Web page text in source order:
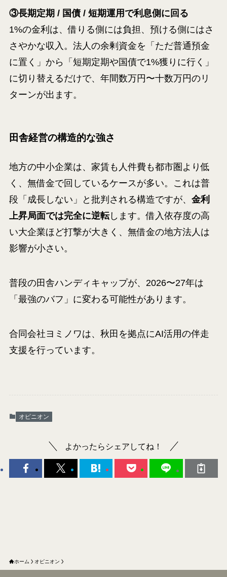
③長期定期 / 国債 / 短期運用で利息側に回る
1%の金利は、借りる側には負担、預ける側にはさ
さやかな収入。法人の余剰資金を「ただ普通預金
に置く」から「短期定期や国債で1%獲りに行く」
に切り替えるだけで、年間数万円〜十数万円のリ
ターンが出ます。
田舎経営の構造的な強さ
地方の中小企業は、家賃も人件費も都市圏より低
く、無借金で回しているケースが多い。これは普
段「成長しない」と批判される構造ですが、 金利
上昇局面では完全に逆転します。借入依存度の高
い大企業ほど打撃が大きく、無借金の地方法人は
影響が小さい。
普段の田舎ハンディキャップが、2026〜27年は
「最強のバフ」に変わる可能性があります。
合同会社ヨミノワは、秋田を拠点にAI活用の伴走
支援を行っています。
オピニオン
よかったらシェアしてね！
ホーム オピニオン